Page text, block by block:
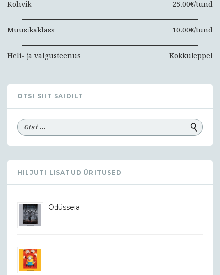
Kohvik 25.00€/tund
Muusikaklass 10.00€/tund
Heli- ja valgusteenus Kokkuleppel
OTSI SIIT SAIDILT
HILJUTI LISATUD ÜRITUSED
Odüsseia